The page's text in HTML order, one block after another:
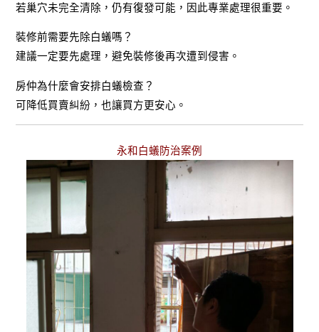
若巢穴未完全清除，仍有復發可能，因此專業處理很重要。
裝修前需要先除白蟻嗎？
建議一定要先處理，避免裝修後再次遭到侵害。
房仲為什麼會安排白蟻檢查？
可降低買賣糾紛，也讓買方更安心。
永和白蟻防治案例